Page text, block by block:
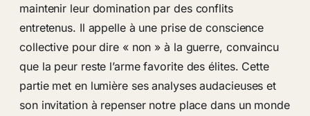
maintenir leur domination par des conflits
entretenus. Il appelle à une prise de conscience
collective pour dire « non » à la guerre, convaincu
que la peur reste l’arme favorite des élites. Cette
partie met en lumière ses analyses audacieuses et
son invitation à repenser notre place dans un monde